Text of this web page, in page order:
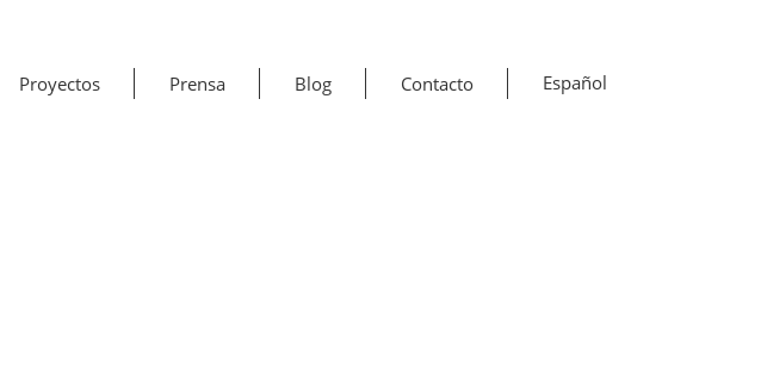
Proyectos Prensa Blog Contacto Español